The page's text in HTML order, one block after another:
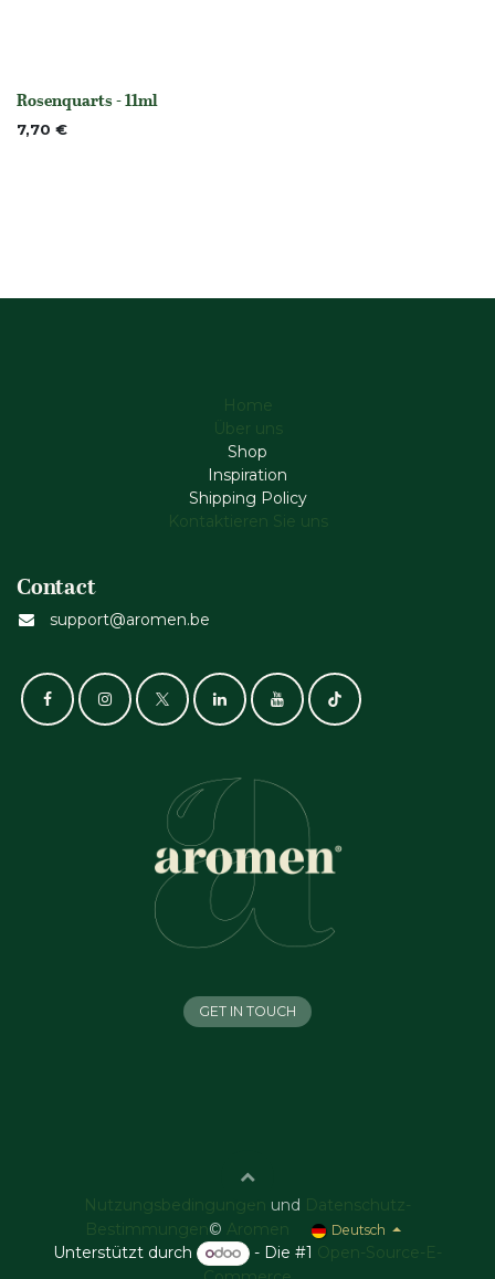
None
Rosenquarts - 11ml
7,70 €
Home
Über uns
Shop
Inspiration
Shipping Policy
Kontaktieren Sie uns
Contact
support@aromen.be
GET IN TOUCH
Nutzungsbedingungen und
Datenschutz-
Bestimmungen © Aromen Deutsch
Unterstützt durch - Die #1 Open-Source-E-